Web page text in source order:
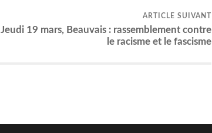
ARTICLE SUIVANT
Jeu­di 19 mars, Beau­vais : ras­sem­ble­ment contre
le racisme et le fascisme